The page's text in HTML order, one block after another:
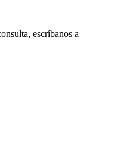
escríbanos a